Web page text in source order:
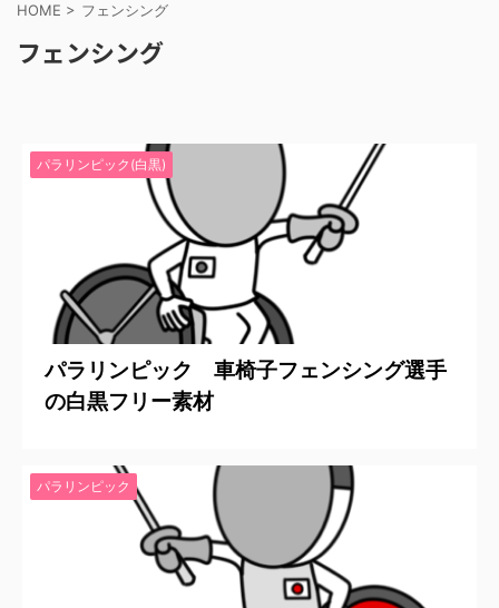
HOME > フェンシング
フェンシング
パラリンピック(白黒)
パラリンピック 車椅子フェンシング選手
の白黒フリー素材
パラリンピック